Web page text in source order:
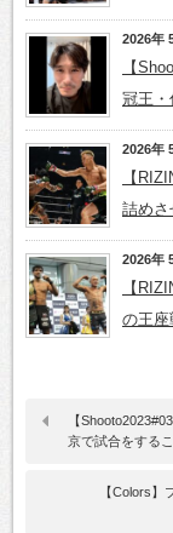
2026年
【
冠王・
2026年
【
詰め
2026年
【
の王座
【
京で試合をする
【Colors